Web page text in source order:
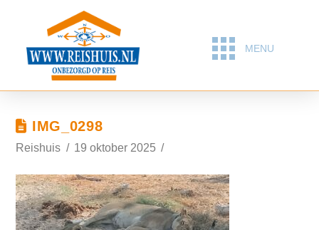
MENU
IMG_0298
Reishuis 19 oktober 2025